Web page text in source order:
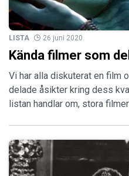
LISTA 26 juni 2020
Kända filmer som
Vi har alla diskuterat en film
delade åsikter kring dess
listan handlar om, stora